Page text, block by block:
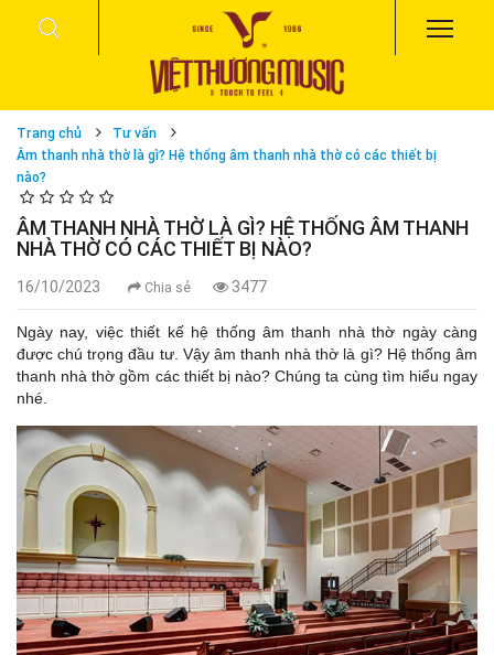
Trang chủ
Tư vấn
Âm thanh nhà thờ là gì? Hệ thống âm thanh nhà thờ có các thiết bị
nào?
ÂM THANH NHÀ THỜ LÀ GÌ? HỆ THỐNG ÂM THANH
NHÀ THỜ CÓ CÁC THIẾT BỊ NÀO?
16/10/2023 Chia sẻ 3477
Ngày nay, việc thiết kế hệ thống âm thanh nhà thờ ngày càng
được chú trọng đầu tư. Vậy âm thanh nhà thờ là gì? Hệ thống âm
thanh nhà thờ gồm các thiết bị nào? Chúng ta cùng tìm hiểu ngay
nhé.